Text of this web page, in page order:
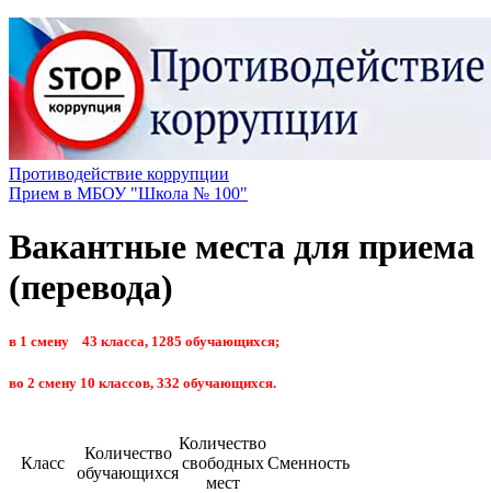
Противодействие коррупции
Прием в МБОУ "Школа № 100"
Вакантные места для приема
(перевода)
в 1 смену 43 класса, 1285 обучающихся;
во 2 смену 10 классов, 332 обучающихся.
Класс
Количество
обучающихся
Количество
свободных
мест
Сменность